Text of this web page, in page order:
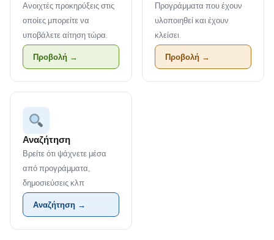
Ανοιχτές προκηρύξεις στις
οποίες μπορείτε να
υποβάλετε αίτηση τώρα.
Προβολή →
Προγράμματα που έχουν
υλοποιηθεί και έχουν
κλείσει.
Προβολή →
Αναζήτηση
Βρείτε ότι ψάχνετε μέσα
από προγράμματα,
δημοσιεύσεις κλπ
Αναζήτηση →